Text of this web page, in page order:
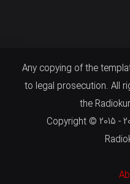
Any copying of the
to legal prosecution. All
the
Copyright © 2015 -